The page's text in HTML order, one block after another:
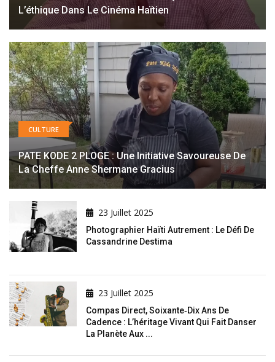
L’éthique Dans Le Cinéma Haïtien
CULTURE
PATE KODE 2 PLOGE : Une Initiative Savoureuse De
La Cheffe Anne Shermane Gracius
23 Juillet 2025
Photographier Haïti Autrement : Le Défi De
Cassandrine Destima
23 Juillet 2025
Compas Direct, Soixante‑dix Ans De
Cadence : L’héritage Vivant Qui Fait Danser
La Planète Aux ...